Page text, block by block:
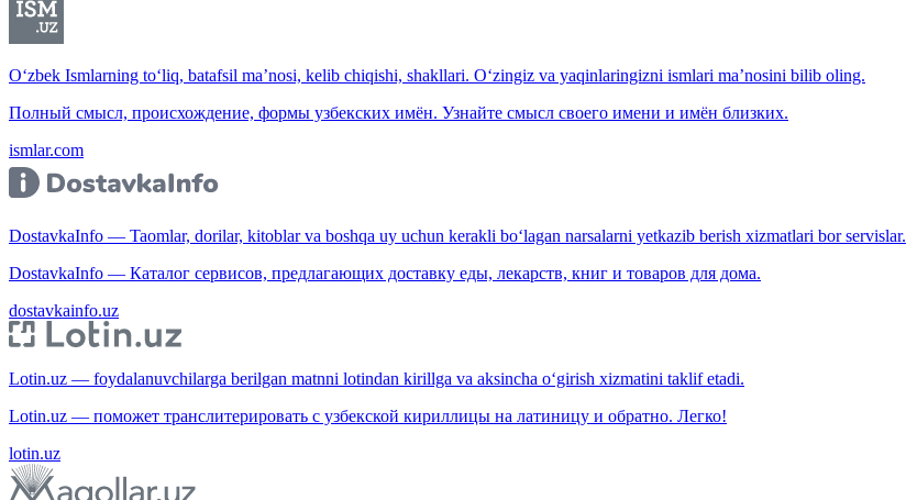
O‘zbek Ismlarning to‘liq, batafsil ma’nosi, kelib chiqishi, shakllari. O‘zingiz va yaqinlaringizni ismlari ma’nosini bilib oling.
Полный смысл, происхождение, формы узбекских имён. Узнайте смысл своего имени и имён близких.
ismlar.com
DostavkaInfo — Taomlar, dorilar, kitoblar va boshqa uy uchun kerakli bo‘lagan narsalarni yetkazib berish xizmatlari bor servislar.
DostavkaInfo — Каталог сервисов, предлагающих доставку еды, лекарств, книг и товаров для дома.
dostavkainfo.uz
Lotin.uz — foydalanuvchilarga berilgan matnni lotindan kirillga va aksincha o‘girish xizmatini taklif etadi.
Lotin.uz — поможет транслитерировать с узбекской кириллицы на латиницу и обратно. Легко!
lotin.uz